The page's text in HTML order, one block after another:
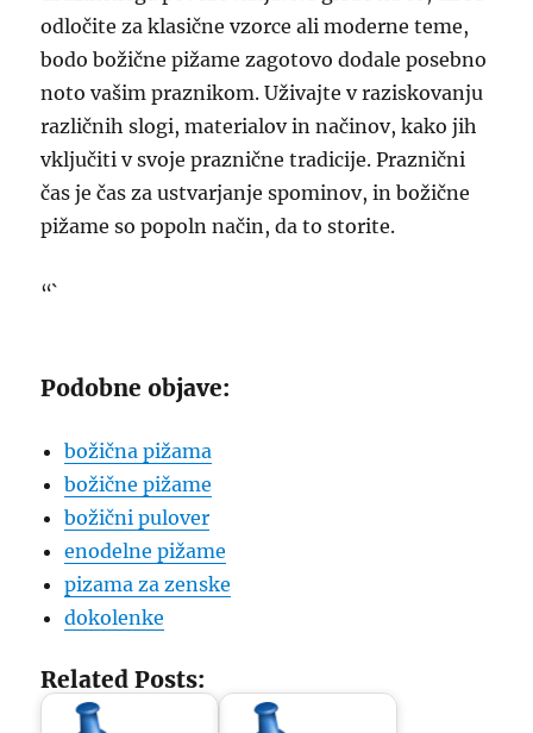
odločite za klasične vzorce ali moderne teme,
bodo božične pižame zagotovo dodale posebno
noto vašim praznikom. Uživajte v raziskovanju
različnih slogi, materialov in načinov, kako jih
vključiti v svoje praznične tradicije. Praznični
čas je čas za ustvarjanje spominov, in božične
pižame so popoln način, da to storite.
“`
Podobne objave:
božična pižama
božične pižame
božični pulover
enodelne pižame
pizama za zenske
dokolenke
Related Posts: